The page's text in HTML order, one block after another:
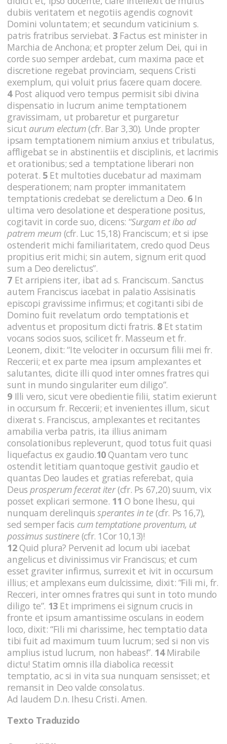
dubiis veritatem et negotiis agendis cognovit
Domini voluntatem; et secundum vaticinium s.
patris fratribus serviebat. 3Factus est minister in
Marchia de Anchona; et propter zelum Dei, qui in
corde suo semper ardebat, cum maxima pace et
discretione regebat provinciam, sequens Cristi
exemplum, qui voluit prius facere quam docere.
4Post aliquod vero tempus permisit sibi divina
dispensatio in lucrum anime temptationem
gravissimam, ut probaretur et purgaretur
sicut aurum electum(cfr. Bar 3,30). Unde propter
ipsam temptationem nimium anxius et tribulatus,
affligebat se in abstinentiis et disciplinis, et lacrimis
et orationibus; sed a temptatione liberari non
poterat. 5 Et multoties ducebatur ad maximam
desperationem; nam propter immanitatem
temptationis credebat se derelictum a Deo. 6In
ultima vero desolatione et desperatione positus,
cogitavit in corde suo, dicens: “Surgam et ibo ad
patrem meum (cfr. Luc 15,18) Franciscum; et si ipse
ostenderit michi familiaritatem, credo quod Deus
propitius erit michi; sin autem, signum erit quod
sum a Deo derelictus”.
7 Et arripiens iter, ibat ad s. Franciscum. Sanctus
autem Franciscus iacebat in palatio Assisinatis
episcopi gravissime infirmus; et cogitanti sibi de
Domino fuit revelatum ordo temptationis et
adventus et propositum dicti fratris. 8Et statim
vocans socios suos, scilicet fr. Masseum et fr.
Leonem, dixit: “Ite velociter in occursum filii mei fr.
Reccerii; et ex parte mea ipsum amplexantes et
salutantes, dicite illi quod inter omnes fratres qui
sunt in mundo singulariter eum diligo”.
9 Illi vero, sicut vere obedientie filii, statim exierunt
in occursum fr. Reccerii; et invenientes illum, sicut
dixerat s. Franciscus, amplexantes et recitantes
amabilia verba patris, ita illius animam
consolationibus repleverunt, quod totus fuit quasi
liquefactus ex gaudio.10Quantam vero tunc
ostendit letitiam quantoque gestivit gaudio et
quantas Deo laudes et gratias referebat, quia
Deusprosperum fecerat iter(cfr. Ps 67,20) suum, vix
posset explicari sermone. 11 O bone Ihesu, qui
nunquam derelinquissperantes in te(cfr. Ps 16,7),
sed semper facis cum temptatione proventum, ut
possimus sustinere(cfr. 1Cor 10,13)!
12Quid plura? Pervenit ad locum ubi iacebat
angelicus et divinissimus vir Franciscus; et cum
esset graviter infirmus, surrexit et ivit in occursum
illius; et amplexans eum dulcissime, dixit: “Fili mi, fr.
Recceri, inter omnes fratres qui sunt in toto mundo
diligo te”. 13 Et imprimens ei signum crucis in
fronte et ipsum amantissime osculans in eodem
loco, dixit: “Fili mi charissime, hec temptatio data
tibi fuit ad maximum tuum lucrum; sed si non vis
amplius istud lucrum, non habeas!”. 14Mirabile
dictu! Statim omnis illa diabolica recessit
temptatio, ac si in vita sua nunquam sensisset; et
remansit in Deo valde consolatus.
Ad laudem D.n. Ihesu Cristi. Amen.
Texto Traduzido